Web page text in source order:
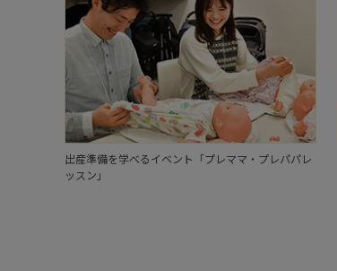
出産準備を学べるイベント「プレママ・プレパパレ
ッスン」